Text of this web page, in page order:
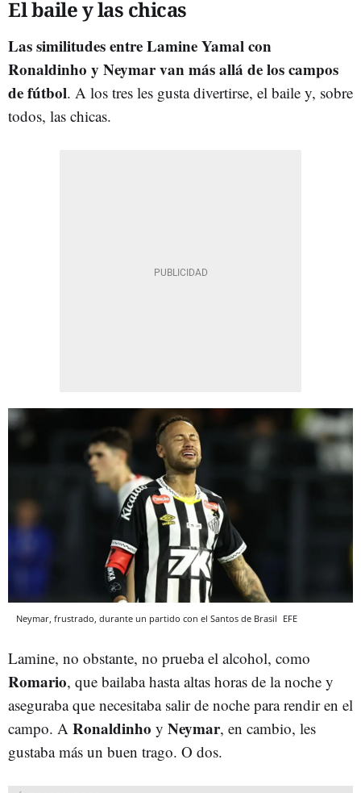
El baile y las chicas
Las similitudes entre Lamine Yamal con
Ronaldinho y Neymar van más allá de los campos
de fútbol. A los tres les gusta divertirse, el baile y, sobre
todos, las chicas.
Neymar, frustrado, durante un partido con el Santos de Brasil EFE
Lamine, no obstante, no prueba el alcohol, como
Romario, que bailaba hasta altas horas de la noche y
aseguraba que necesitaba salir de noche para rendir en el
campo. A Ronaldinho y Neymar, en cambio, les
gustaba más un buen trago. O dos.